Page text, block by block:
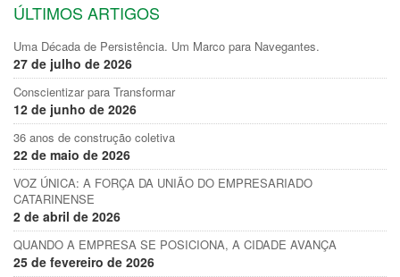
ÚLTIMOS ARTIGOS
Uma Década de Persistência. Um Marco para Navegantes.
27 de julho de 2026
Conscientizar para Transformar
12 de junho de 2026
36 anos de construção coletiva
22 de maio de 2026
VOZ ÚNICA: A FORÇA DA UNIÃO DO EMPRESARIADO
CATARINENSE
2 de abril de 2026
QUANDO A EMPRESA SE POSICIONA, A CIDADE AVANÇA
25 de fevereiro de 2026